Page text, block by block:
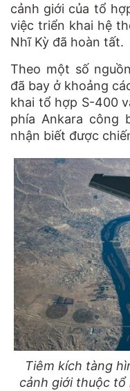
cảnh giới của tổ
việc triển khai hệ
Nhĩ Kỳ đã hoàn tất.
Theo một số
đã bay ở khoảng
khai tổ hợp S-400
phía Ankara công
nhận biết được
Tiêm kích tàng
cảnh giới thuộc tổ